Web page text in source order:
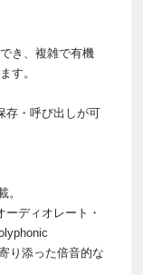
き、複雑で有機
す。
存・呼び出しが可
。
ーディオレート・
り添った倍音的な